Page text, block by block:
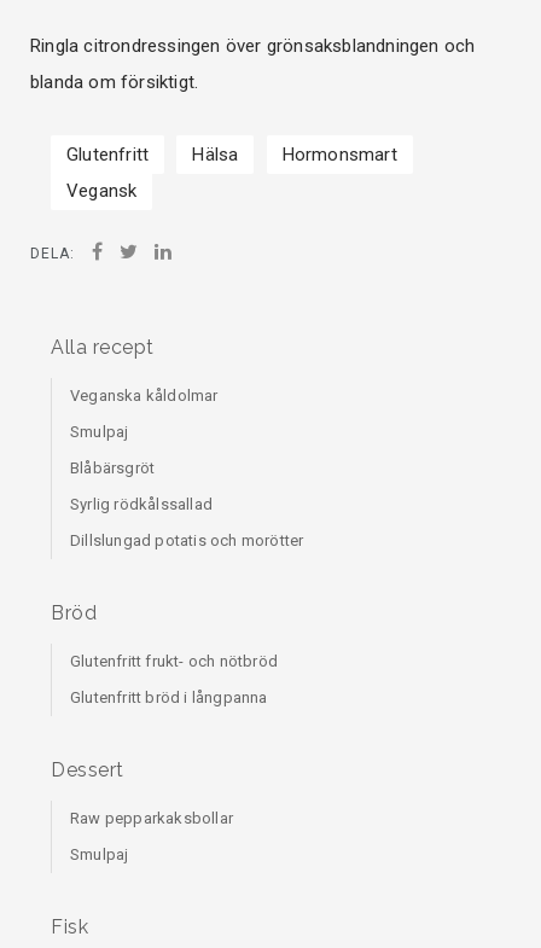
Ringla citrondressingen över grönsaksblandningen och
blanda om försiktigt.
Glutenfritt Hälsa
Hormonsmart
Vegansk
DELA:
Alla recept
Veganska kåldolmar
Smulpaj
Blåbärsgröt
Syrlig rödkålssallad
Dillslungad potatis och morötter
Bröd
Glutenfritt frukt- och nötbröd
Glutenfritt bröd i långpanna
Dessert
Raw pepparkaksbollar
Smulpaj
Fisk